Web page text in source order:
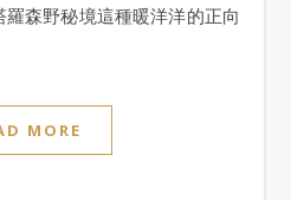
森野秘境這種暖洋洋的正向
MORE